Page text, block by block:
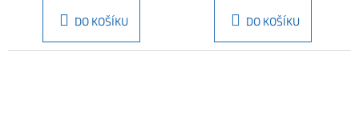
DO KOŠÍKU DO KOŠÍKU